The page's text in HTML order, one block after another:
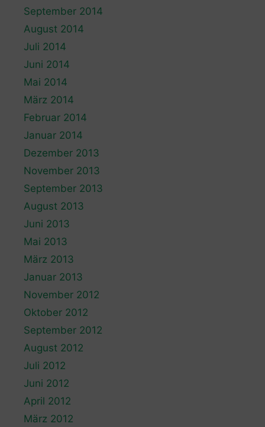
September 2014
August 2014
Juli 2014
Juni 2014
Mai 2014
März 2014
Februar 2014
Januar 2014
Dezember 2013
November 2013
September 2013
August 2013
Juni 2013
Mai 2013
März 2013
Januar 2013
November 2012
Oktober 2012
September 2012
August 2012
Juli 2012
Juni 2012
April 2012
März 2012